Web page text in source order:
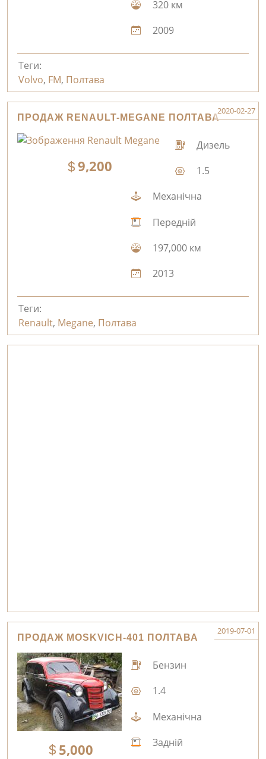
320 км
2009
Теги:
Volvo, FM, Полтава
ПРОДАЖ RENAULT-MEGANE ПОЛТАВА
2020-02-27
9,200
Дизель
1.5
Механічна
Передній
197,000 км
2013
Теги:
Renault, Megane, Полтава
ПРОДАЖ MOSKVICH-401 ПОЛТАВА
2019-07-01
5,000
Бензин
1.4
Механічна
Задній